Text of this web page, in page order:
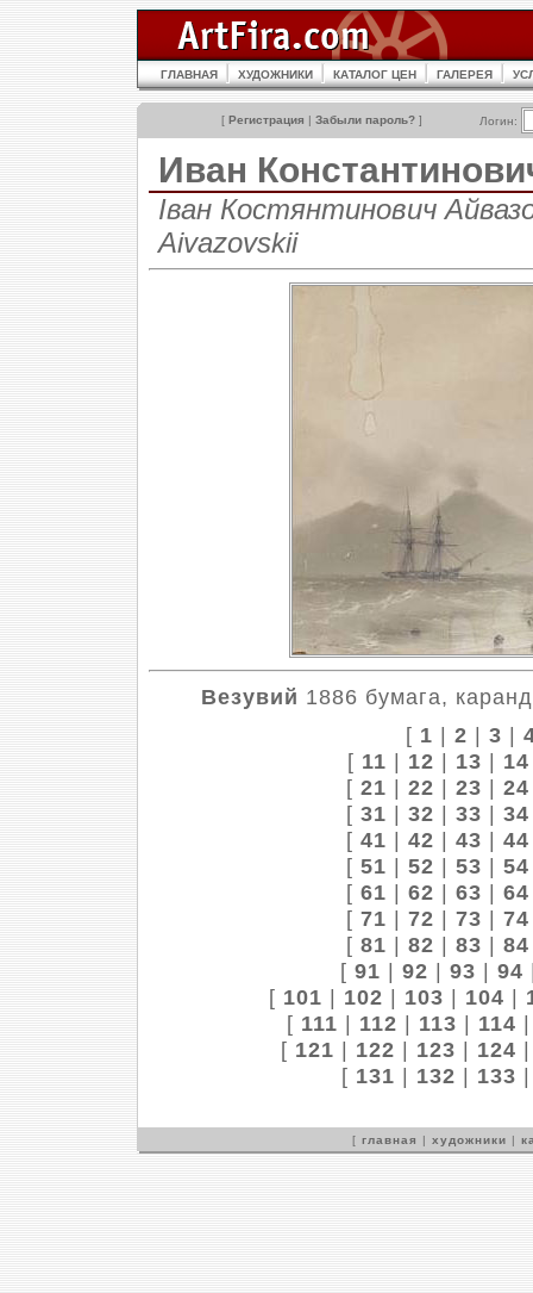
ГЛАВНАЯ ХУДОЖНИКИ КАТАЛОГ ЦЕН ГАЛЕРЕЯ
[ Регистрация | Забыли пароль? ] Логин:
Иван
Іван Костянтинович
Aivazovskii
Везувий 1886 бумага,
[ 1 | 2 | 3 |
[ 11 | 12 | 13 | 14
[ 21 | 22 | 23 | 24
[ 31 | 32 | 33 | 34
[ 41 | 42 | 43 | 44
[ 51 | 52 | 53 | 54
[ 61 | 62 | 63 | 64
[ 71 | 72 | 73 | 74
[ 81 | 82 | 83 | 84
[ 91 | 92 | 93 | 94
[ 101 | 102 | 103 | 104 |
[ 111 | 112 | 113 | 114
[ 121 | 122 | 123 | 124
[ 131 | 132 | 133
[ главная | художники |